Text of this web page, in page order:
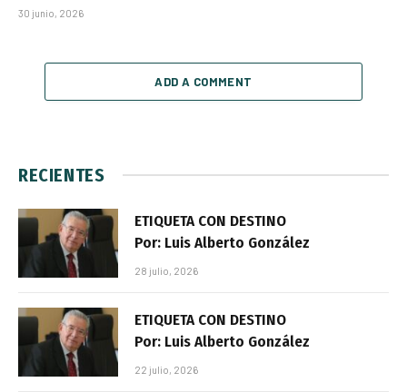
30 junio, 2026
ADD A COMMENT
RECIENTES
ETIQUETA CON DESTINO
Por: Luis Alberto González
28 julio, 2026
ETIQUETA CON DESTINO
Por: Luis Alberto González
22 julio, 2026